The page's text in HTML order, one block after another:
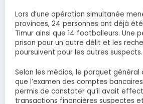
Lors d’une opération simultanée
provinces, 24 personnes ont déjà
Timur ainsi que 14 footballeurs. Une
prison pour un autre délit et les
poursuivent pour les autres suspects.
Selon les médias, le parquet général
que l’examen des comptes
permis de constater qu’il avait
transactions financières suspectes